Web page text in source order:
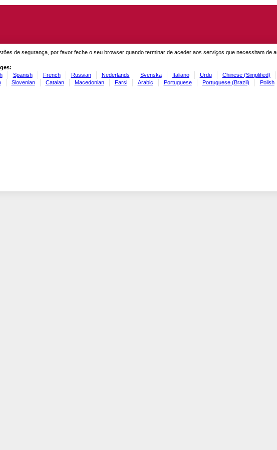
de segurança, por favor feche o seu browser quando terminar de aceder aos serviços que necessitam de
Spanish French Russian Nederlands Svenska Italiano Urdu Chinese (Simplified)
Slovenian Catalan Macedonian Farsi Arabic Portuguese Portuguese (Brazil) Polish